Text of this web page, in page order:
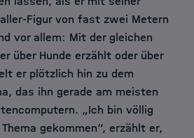
Figur von fast zwei Metern
vor allem: Mit der gleichen
über Hunde erzählt oder über
er plötzlich hin zu dem
das ihn gerade am meisten
„Ich bin völlig
gekommen“, erzählt er,